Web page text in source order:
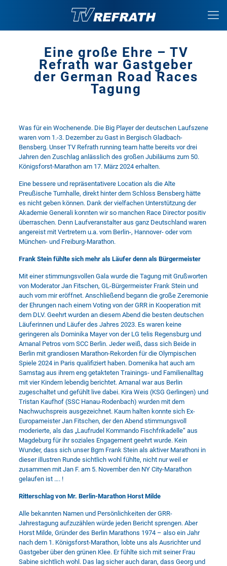
Eine große Ehre – TV
Refrath war Gastgeber
der German Road Races
Tagung
Was für ein Wochenende. Die Big Player der deutschen Laufszene
waren vom 1.-3. Dezember zu Gast in Bergisch Gladbach-
Bensberg. Unser TV Refrath running team hatte bereits vor drei
Jahren den Zuschlag anlässlich des großen Jubiläums zum 50.
Königsforst-Marathon am 17. März 2024 erhalten.
Eine bessere und repräsentativere Location als die Alte
Preußische Turnhalle, direkt hinter dem Schloss Bensberg hätte
es nicht geben können. Dank der vielfachen Unterstützung der
Akademie Generali konnten wir so manchen Race Director positiv
überraschen. Denn Laufveranstalter aus ganz Deutschland waren
angereist mit Vertretern u.a. vom Berlin-, Hannover- oder vom
München- und Freiburg-Marathon.
Frank Stein fühlte sich mehr als Läufer denn als Bürgermeister
Mit einer stimmungsvollen Gala wurde die Tagung mit Grußworten
von Moderator Jan Fitschen, GL-Bürgermeister Frank Stein und
auch vom mir eröffnet. Anschließend begann die große Zeremonie
der Ehrungen nach einem Voting von der GRR in Kooperation mit
dem DLV. Geehrt wurden an diesem Abend die besten deutschen
Läuferinnen und Läufer des Jahres 2023. Es waren keine
geringeren als Dominika Mayer von der LG telis Regensburg und
Amanal Petros vom SCC Berlin. Jeder weiß, dass sich Beide in
Berlin mit grandiosen Marathon-Rekorden für die Olympischen
Spiele 2024 in Paris qualifiziert haben. Domenika hat auch am
Samstag aus ihrem eng getakteten Trainings- und Familienalltag
mit vier Kindern lebendig berichtet. Amanal war aus Berlin
zugeschaltet und gefühlt live dabei. Kira Weis (KSG Gerlingen) und
Tristan Kaufhof (SSC Hanau-Rodenbach) wurden mit dem
Nachwuchspreis ausgezeichnet. Kaum halten konnte sich Ex-
Europameister Jan Fitschen, der den Abend stimmungsvoll
moderierte, als das „Laufrudel Kommando Fischfrikadelle“ aus
Magdeburg für ihr soziales Engagement geehrt wurde. Kein
Wunder, dass sich unser Bgm Frank Stein als aktiver Marathoni in
dieser illustren Runde sichtlich wohl fühlte, nicht nur weil er
zusammen mit Jan F. am 5. November den NY City-Marathon
gelaufen ist …. !
Ritterschlag von Mr. Berlin-Marathon Horst Milde
Alle bekannten Namen und Persönlichkeiten der GRR-
Jahrestagung aufzuzählen würde jeden Bericht sprengen. Aber
Horst Milde, Gründer des Berlin Marathons 1974 – also ein Jahr
nach dem 1. Königsforst-Marathon, lobte uns als Ausrichter und
Gastgeber über den grünen Klee. Er fühlte sich mit seiner Frau
Sabine sichtlich wohl. Das lag sicher auch daran, dass Georg und